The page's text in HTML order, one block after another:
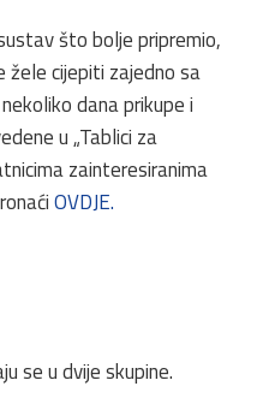
što bolje pripremio,
žele cijepiti zajedno sa
dana prikupe i
u „Tablici za
zainteresiranima
OVDJE.
se u dvije skupine.